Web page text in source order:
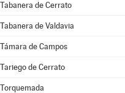
Tabanera de Cerrato
Tabanera de Valdavia
Támara de Campos
Tariego de Cerrato
Torquemada